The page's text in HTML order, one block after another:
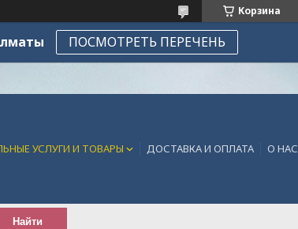
Корзина
ПОСМОТРЕТЬ ПЕРЕЧЕНЬ
УСЛУГИ И ТОВАРЫ ДОСТАВКА И ОПЛАТА О НАС
Найти